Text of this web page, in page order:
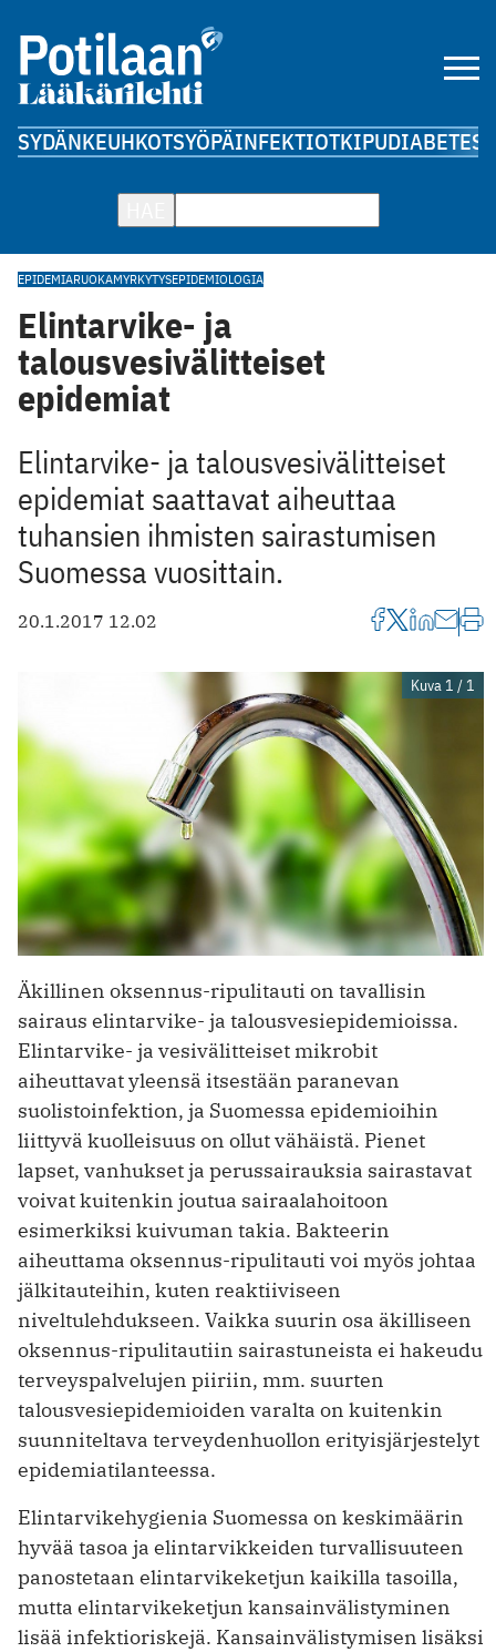
SYDÄNKEUHKOTSYÖPÄINFEKTIOTKIPUDIABETES
EPIDEMIARUOKAMYRKYTYSEPIDEMIOLOGIA
Elintarvike- ja
talousvesivälitteiset
epidemiat
Elintarvike- ja talousvesivälitteiset
epidemiat saattavat aiheuttaa
tuhansien ihmisten sairastumisen
Suomessa vuosittain.
20.1.2017 12.02
Kuva 1 / 1
Äkillinen oksennus-ripulitauti on tavallisin
sairaus elintarvike- ja talousvesiepidemioissa.
Elintarvike- ja vesivälitteiset mikrobit
aiheuttavat yleensä itsestään paranevan
suolistoinfektion, ja Suomessa epidemioihin
liittyvä kuolleisuus on ollut vähäistä. Pienet
lapset, vanhukset ja perussairauksia sairastavat
voivat kuitenkin joutua sairaalahoitoon
esimerkiksi kuivuman takia. Bakteerin
aiheuttama oksennus-ripulitauti voi myös johtaa
jälkitauteihin, kuten reaktiiviseen
niveltulehdukseen. Vaikka suurin osa äkilliseen
oksennus-ripulitautiin sairastuneista ei hakeudu
terveyspalvelujen piiriin, mm. suurten
talousvesiepidemioiden varalta on kuitenkin
suunniteltava terveydenhuollon erityisjärjestelyt
epidemiatilanteessa.
Elintarvikehygienia Suomessa on keskimäärin
hyvää tasoa ja elintarvikkeiden turvallisuuteen
panostetaan elintarvikeketjun kaikilla tasoilla,
mutta elintarvikeketjun kansainvälistyminen
lisää infektioriskejä. Kansainvälistymisen lisäksi